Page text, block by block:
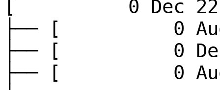
[ 0 Dec
├── [ 0
├── [ 0
├── [ 0